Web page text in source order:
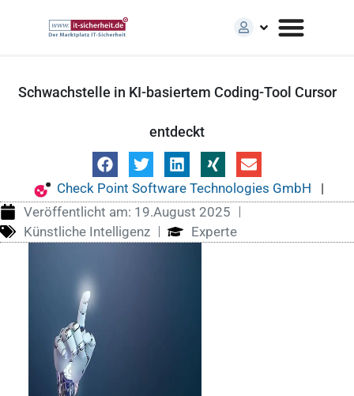
Schwachstelle in KI-basiertem Coding-Tool Cursor
entdeckt
Check Point Software Technologies GmbH
|
Veröffentlicht am: 19.August 2025
Künstliche Intelligenz
Experte